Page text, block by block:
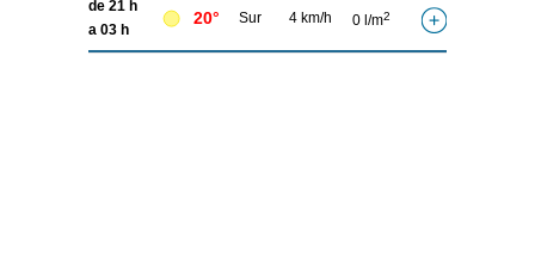
de 21 h
a 03 h
20° Sur 4 km/h 0 l/m2